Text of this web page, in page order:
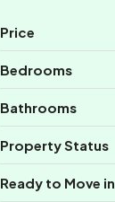
Price
Bedrooms
Bathrooms
Property Status
Ready to Move in